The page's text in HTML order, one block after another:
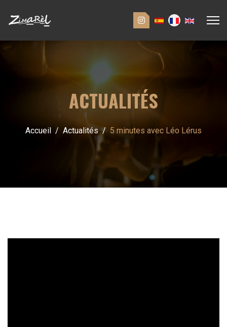
ACTUALITÉS
Accueil Actualités 5 minutes avec Léo Lérus